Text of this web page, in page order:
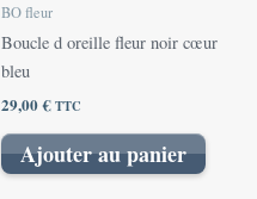
BO fleur
Boucle d oreille fleur noir cœur
bleu
29,00€TTC
Ajouter au panier